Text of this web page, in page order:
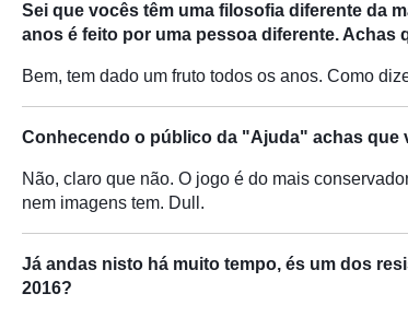
Sei que vocês têm uma filosofia diferente da
anos é feito por uma pessoa diferente. Achas
Bem, tem dado um fruto todos os anos. Como
Conhecendo o público da "Ajuda" achas que
Não, claro que não. O jogo é do mais
nem imagens tem. Dull.
Já andas nisto há muito tempo, és um dos
2016?